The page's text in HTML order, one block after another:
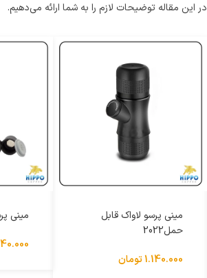
در این مقاله توضیحات لازم را به شما ارائه می‌دهیم.
مینی پرسو لاواک قابل
حمل2022
1.140.000تومان
مینی